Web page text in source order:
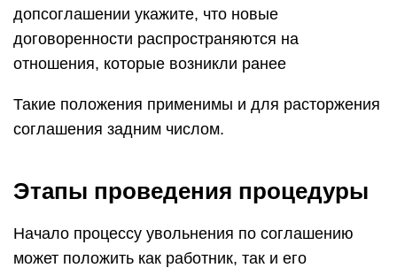
допсоглашении укажите, что новые
договоренности распространяются на
отношения, которые возникли ранее
Такие положения применимы и для расторжения
соглашения задним числом.
Этапы проведения процедуры
Начало процессу увольнения по соглашению
может положить как работник, так и его